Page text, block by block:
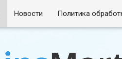
Новости Политика